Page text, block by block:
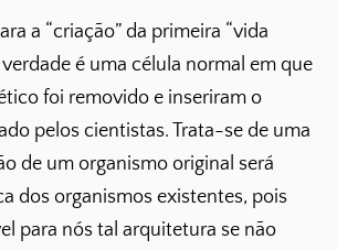
a “criação” da primeira “vida
verdade é uma célula normal em que
foi removido e inseriram o
pelos cientistas. Trata-se de uma
de um organismo original será
dos organismos existentes, pois
para nós tal arquitetura se não